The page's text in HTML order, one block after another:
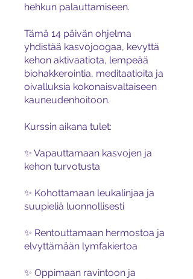
hehkun palauttamiseen.
Tämä 14 päivän ohjelma
yhdistää kasvojoogaa, kevyttä
kehon aktivaatiota, lempeää
biohakkerointia, meditaatioita ja
oivalluksia kokonaisvaltaiseen
kauneudenhoitoon.
Kurssin aikana tulet:
✨ Vapauttamaan kasvojen ja
kehon turvotusta
✨ Kohottamaan leukalinjaa ja
suupieliä luonnollisesti
✨ Rentouttamaan hermostoa ja
elvyttämään lymfakiertoa
✨ Oppimaan ravintoon ja